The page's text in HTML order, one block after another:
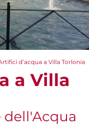
d’acqua a Villa Torlonia
a Villa